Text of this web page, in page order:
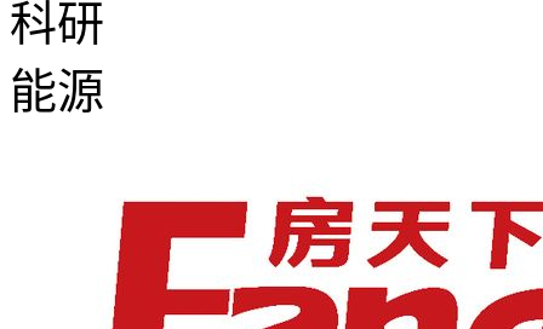
科研
能源